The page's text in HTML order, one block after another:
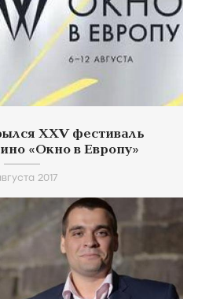
XXV фестиваль
«Окно в Европу»
2017